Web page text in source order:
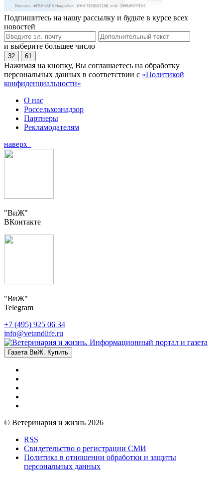
Подпишитесь на нашу рассылку и будьте в курсе всех
новостей
и выберите большее число
32 61
Нажимая на кнопку, Вы соглашаетесь на обработку
персональных данных в соответствии с «Политикой
конфиденциальности»
О нас
Россельхознадзор
Партнеры
Рекламодателям
наверх
"ВиЖ"
ВКонтакте
"ВиЖ"
Telegram
+7 (495) 925 06 34
info@vetandlife.ru
Газета ВиЖ. Купить
© Ветеринария и жизнь 2026
RSS
Свидетельство о регистрации СМИ
Политика в отношении обработки и защиты
персональных данных